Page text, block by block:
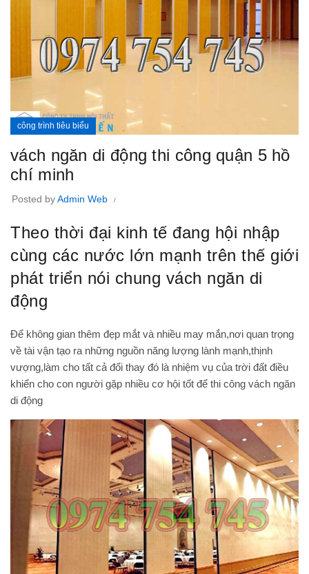
công trình tiêu biểu
vách ngăn di động thi công quận 5 hồ
chí minh
Posted byAdmin Web
Theo thời đại kinh tế đang hội nhập
cùng các nước lớn mạnh trên thế giới
phát triển nói chung vách ngăn di
động
Để không gian thêm đẹp mắt và nhiều may mắn,nơi quan trọng
về tài vận tạo ra những nguồn năng lượng lành mạnh,thịnh
vượng,làm cho tất cả đổi thay đó là nhiệm vụ của trời đất điều
khiển cho con người gặp nhiều cơ hội tốt để thi công vách ngăn
di động